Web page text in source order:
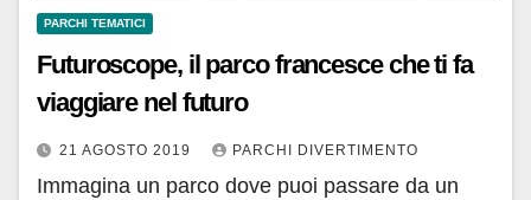
PARCHI TEMATICI
Futuroscope, il parco francesce che ti fa
viaggiare nel futuro
21 AGOSTO 2019 PARCHI DIVERTIMENTO
Immagina un parco dove puoi passare da un